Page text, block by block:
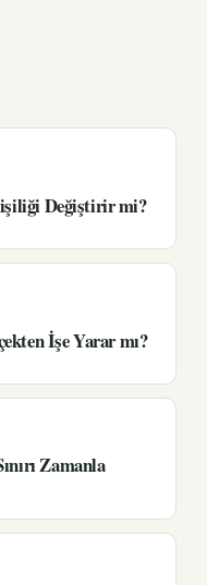
Değiştirir mi?
İşe Yarar mı?
Zamanla